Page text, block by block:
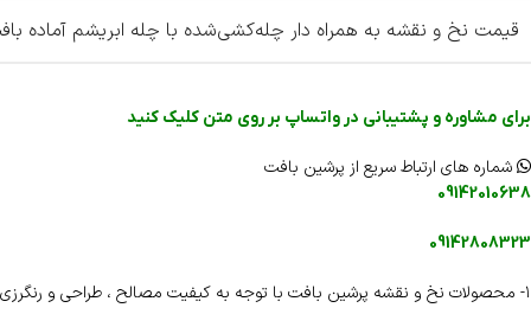
قیمت نخ و نقشه به همراه دار چله‌کشی‌شده با چله ابریشم آماده
برای مشاوره و پشتیبانی در واتساپ بر روی متن کلیک کنید
شماره های ارتباط سریع از پرشین بافت
09142010638
09142808323
۱- محصولات نخ و نقشه پرشین بافت با توجه به کیفیت مصالح ، طراحی و رنگرزی دارای شناسنامه اختصاصی و هولوگرام اختصاصی می باشند .